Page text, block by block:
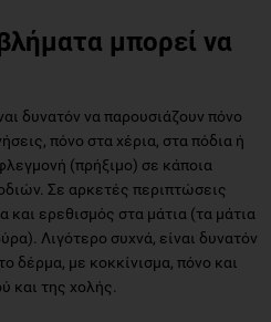
μπορεί να
δυνατόν να παρουσιάζουν πόνο
πόνο στα χέρια, στα πόδια ή
(πρήξιμο) σε κάποια
Σε αρκετές περιπτώσεις
και ερεθισμός στα μάτια (τα μάτια
Λιγότερο συχνά, είναι δυνατόν
δέρμα, με κοκκίνισμα, πόνο και
και της χολής.